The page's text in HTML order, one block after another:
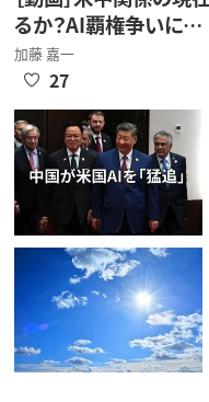
るか？AI覇権争いに…
加藤 嘉一
27